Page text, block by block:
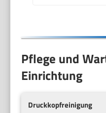
Pflege und
Einrichtung
Druckkopfreinigung